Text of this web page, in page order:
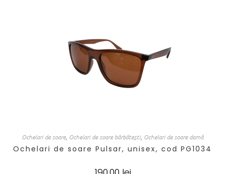
Ochelari de soare, Ochelari de soare bărbătești, Ochelari de soare damă
Ochelari de soare Pulsar, unisex, cod PG1034